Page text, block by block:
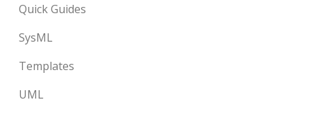
Quick Guides
SysML
Templates
UML